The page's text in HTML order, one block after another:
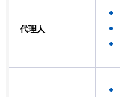
代理人